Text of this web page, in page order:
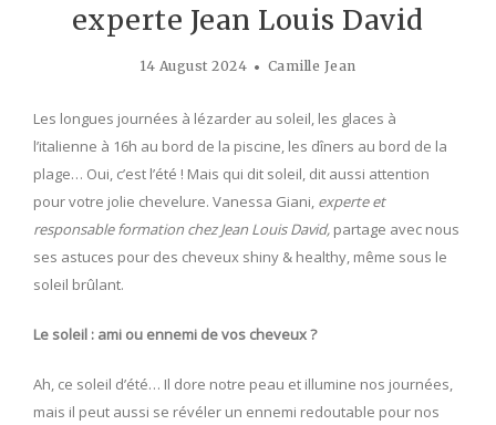
experte Jean Louis David
14 August 2024 Camille Jean
Les longues journées à lézarder au soleil, les glaces à
l’italienne à 16h au bord de la piscine, les dîners au bord de la
plage… Oui, c’est l’été ! Mais qui dit soleil, dit aussi attention
pour votre jolie chevelure. Vanessa Giani, experte et
responsable formation chez Jean Louis David, partage avec nous
ses astuces pour des cheveux shiny & healthy, même sous le
soleil brûlant.
Le soleil : ami ou ennemi de vos cheveux ?
Ah, ce soleil d’été… Il dore notre peau et illumine nos journées,
mais il peut aussi se révéler un ennemi redoutable pour nos